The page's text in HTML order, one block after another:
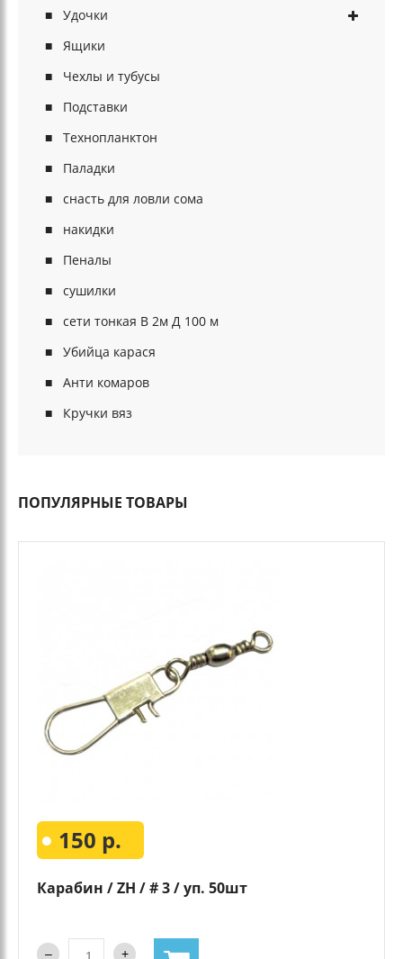
Удочки
Ящики
Чехлы и тубусы
Подставки
Технопланктон
Паладки
снасть для ловли сома
накидки
Пеналы
сушилки
сети тонкая В 2м Д 100 м
Убийца карася
Анти комаров
Кручки вяз
ПОПУЛЯРНЫЕ ТОВАРЫ
150 р.
Карабин / ZH / # 3 / уп. 50шт